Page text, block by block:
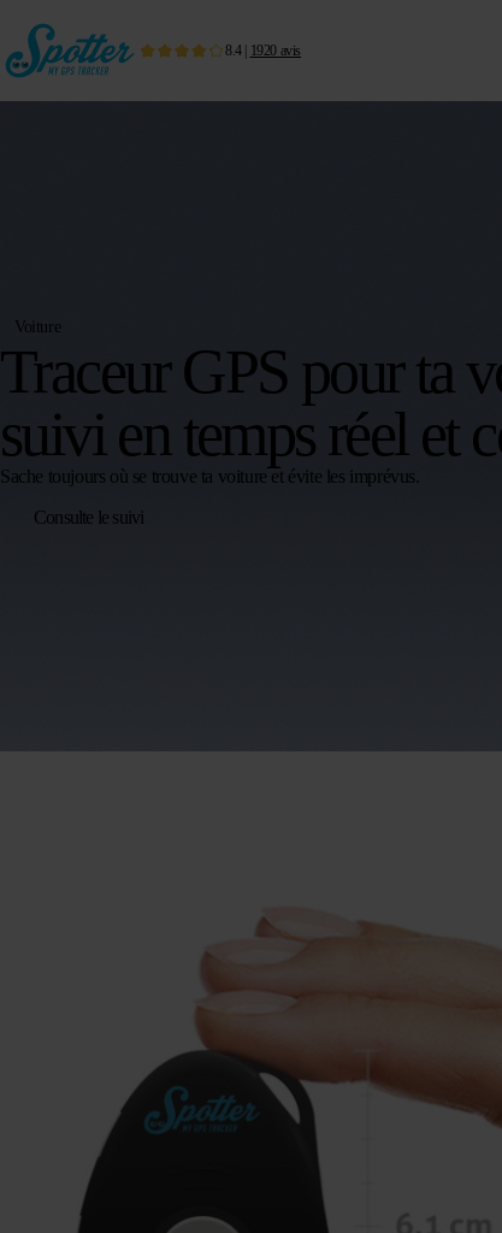
8.4| 1920 avis
Voiture
Traceur GPS pour ta
suivi en temps réel et
Sache toujours où se trouve ta voiture et évite les imprévus.
Consulte le suivi